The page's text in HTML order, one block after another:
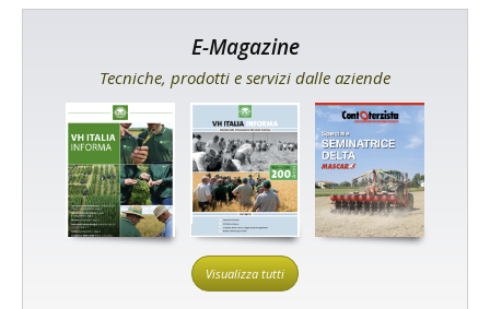
E-Magazine
Tecniche, prodotti e servizi dalle aziende
Visualizza tutti